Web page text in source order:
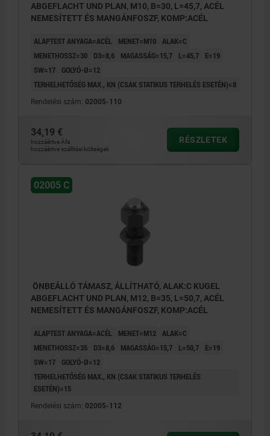
ABGEFLACHT UND PLAN, M10, B=30, L=45,7, ACÉL
NEMESÍTETT ÉS MANGÁNFOSZF, KOMP:ACÉL
ALAPTEST ANYAGA=ACÉL MENET=M10 ALAK=C
MENETHOSSZ=30
D3=8,6 MAGASSÁG=15,7 L=45,7
E=19
SW=17
GOLYÓ-Ø=12
TERHELHETŐSÉG MAX., KN (CSAK STATIKUS TERHELÉS ESETÉN)=8
Rendelési szám: 02005-110
34,19 €
hozzáértve Áfa
hozzáértve szállítási költségek
RÉSZLETEK
02005 C
ÖNBEÁLLÓ TÁMASZ, ÁLLÍTHATÓ, ALAK:C KUGEL
ABGEFLACHT UND PLAN, M12, B=35, L=50,7, ACÉL
NEMESÍTETT ÉS MANGÁNFOSZF, KOMP:ACÉL
ALAPTEST ANYAGA=ACÉL MENET=M12 ALAK=C
MENETHOSSZ=35
D3=8,6 MAGASSÁG=15,7 L=50,7
E=19
SW=17
GOLYÓ-Ø=12
TERHELHETŐSÉG MAX., KN (CSAK STATIKUS TERHELÉS
ESETÉN)=15
Rendelési szám: 02005-112